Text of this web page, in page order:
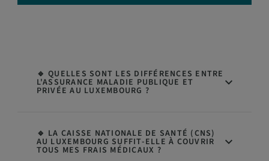
🔹 QUELLES SONT LES DIFFÉRENCES ENTRE
L'ASSURANCE MALADIE PUBLIQUE ET
PRIVÉE AU LUXEMBOURG ?
🔹 LA CAISSE NATIONALE DE SANTÉ (CNS)
AU LUXEMBOURG SUFFIT-ELLE À COUVRIR
TOUS MES FRAIS MÉDICAUX ?